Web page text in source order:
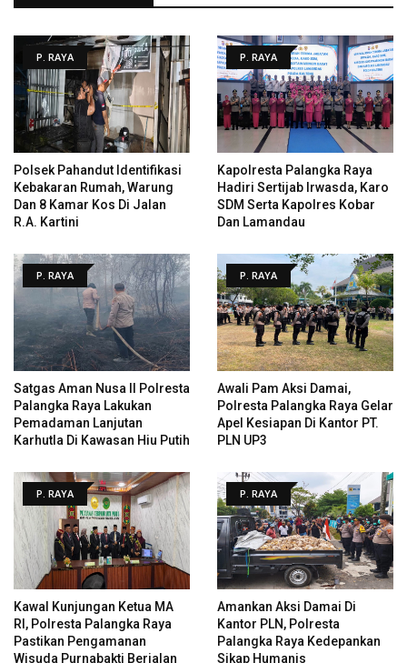
P. RAYA
Polsek Pahandut Identifikasi
Kebakaran Rumah, Warung
Dan 8 Kamar Kos Di Jalan
R.A. Kartini
P. RAYA
Kapolresta Palangka Raya
Hadiri Sertijab Irwasda, Karo
SDM Serta Kapolres Kobar
Dan Lamandau
P. RAYA
Satgas Aman Nusa II Polresta
Palangka Raya Lakukan
Pemadaman Lanjutan
Karhutla Di Kawasan Hiu Putih
P. RAYA
Awali Pam Aksi Damai,
Polresta Palangka Raya Gelar
Apel Kesiapan Di Kantor PT.
PLN UP3
P. RAYA
Kawal Kunjungan Ketua MA
RI, Polresta Palangka Raya
Pastikan Pengamanan
Wisuda Purnabakti Berjalan
P. RAYA
Amankan Aksi Damai Di
Kantor PLN, Polresta
Palangka Raya Kedepankan
Sikap Humanis